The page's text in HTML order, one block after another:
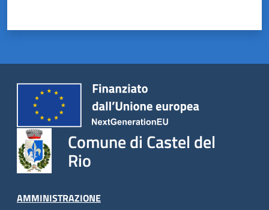
Comune di Castel del
Rio
AMMINISTRAZIONE